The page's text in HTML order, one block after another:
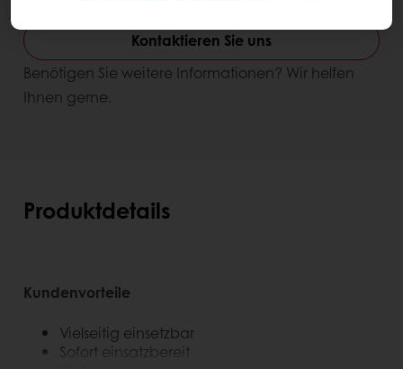
Kontaktieren Sie uns
Benötigen Sie weitere Informationen? Wir helfen
Ihnen gerne.
Produktdetails
Kundenvorteile
Vielseitig einsetzbar
Sofort einsatzbereit